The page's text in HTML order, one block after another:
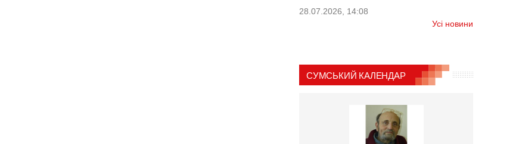
28.07.2026, 14:08
Усі новини
СУМСЬКИЙ КАЛЕНДАР